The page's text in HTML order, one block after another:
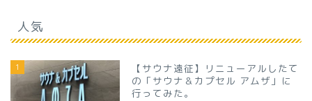
人気
1
【サウナ遠征】リニューアルしたて
の「サウナ＆カプセル アムザ」に
行ってみた。